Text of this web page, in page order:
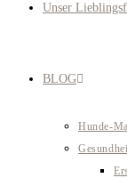
Unser
BLOG
Hunde-